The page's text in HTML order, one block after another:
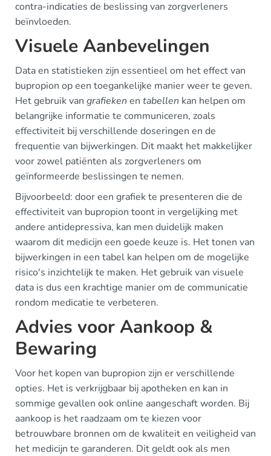
contra-indicaties de beslissing van zorgverleners
beïnvloeden.
Visuele Aanbevelingen
Data en statistieken zijn essentieel om het effect van
bupropion op een toegankelijke manier weer te geven.
Het gebruik van grafieken en tabellen kan helpen om
belangrijke informatie te communiceren, zoals
effectiviteit bij verschillende doseringen en de
frequentie van bijwerkingen. Dit maakt het makkelijker
voor zowel patiënten als zorgverleners om
geïnformeerde beslissingen te nemen.
Bijvoorbeeld: door een grafiek te presenteren die de
effectiviteit van bupropion toont in vergelijking met
andere antidepressiva, kan men duidelijk maken
waarom dit medicijn een goede keuze is. Het tonen van
bijwerkingen in een tabel kan helpen om de mogelijke
risico's inzichtelijk te maken. Het gebruik van visuele
data is dus een krachtige manier om de communicatie
rondom medicatie te verbeteren.
Advies voor Aankoop &
Bewaring
Voor het kopen van bupropion zijn er verschillende
opties. Het is verkrijgbaar bij apotheken en kan in
sommige gevallen ook online aangeschaft worden. Bij
aankoop is het raadzaam om te kiezen voor
betrouwbare bronnen om de kwaliteit en veiligheid van
het medicijn te garanderen. Dit geldt ook als men